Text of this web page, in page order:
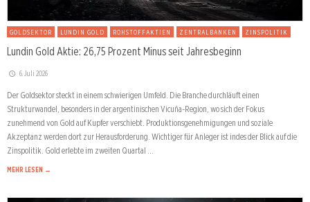
GOLDSEKTOR LUNDIN GOLD ROHSTOFFAKTIEN ZENTRALBANKEN ZINSPOLITIK
Lundin Gold Aktie: 26,75 Prozent Minus seit Jahresbeginn
6. Juli 2026
Der Goldsektor steckt in einem schwierigen Umfeld. Die Branche durchläuft einen
Strukturwandel, besonders in der argentinischen Vicuña-Region, wo sich der Fokus
zunehmend von Gold auf Kupfer verschiebt. Produktionsgenehmigungen und soziale
Akzeptanz werden dort zur Herausforderung. Wichtiger für Anleger ist indes der Blick auf die
Zinspolitik. Gold erlebte im zweiten Quartal …
MEHR LESEN →